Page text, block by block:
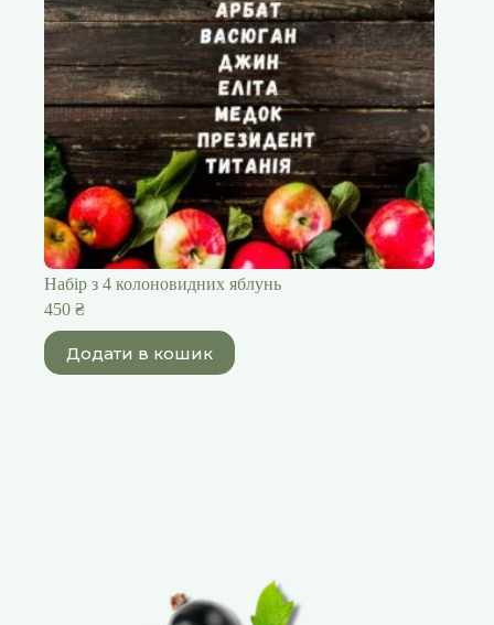
Набір з 4 колоновидних яблунь
450 ₴
Додати в кошик